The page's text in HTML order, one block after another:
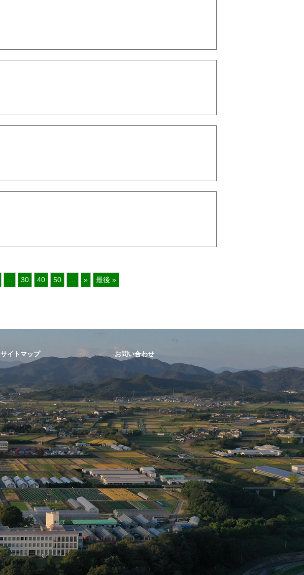
30 40 50 » 最後 »
サイトマップ お問い合わせ